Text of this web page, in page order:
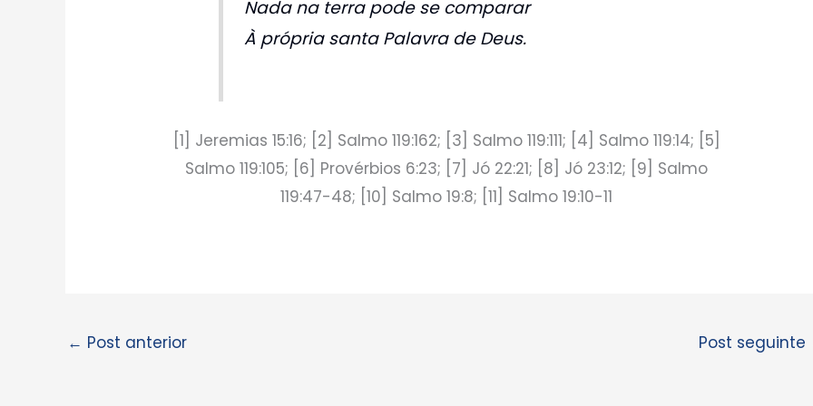
Nada na terra pode se comparar
À própria santa Palavra de Deus.
[1] Jeremias 15:16; [2] Salmo 119:162; [3] Salmo 119:111; [4] Salmo 119:14; [5]
Salmo 119:105; [6] Provérbios 6:23; [7] Jó 22:21; [8] Jó 23:12; [9] Salmo
119:47-48; [10] Salmo 19:8; [11] Salmo 19:10-11
← Post anterior Post seguinte